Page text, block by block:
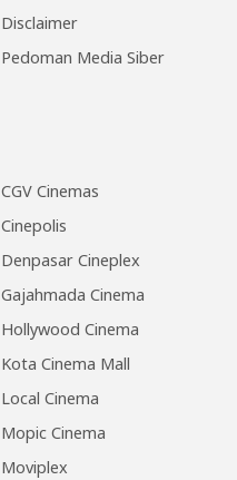
CGV Cinemas
Cinepolis
Denpasar Cineplex
Gajahmada Cinema
Hollywood Cinema
Kota Cinema Mall
Local Cinema
Mopic Cinema
Moviplex
Disclaimer
Pedoman Media Siber